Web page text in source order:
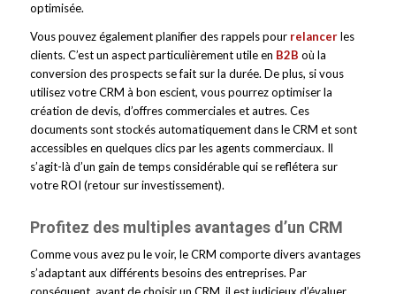
optimisée.
Vous pouvez également planifier des rappels pour relancerles
clients. C’est un aspect particulièrement utile en B2B où la
conversion des prospects se fait sur la durée. De plus, si vous
utilisez votre CRM à bon escient, vous pourrez optimiser la
création de devis, d’offres commerciales et autres. Ces
documents sont stockés automatiquement dans le CRM et sont
accessibles en quelques clics par les agents commerciaux. Il
s’agit-là d’un gain de temps considérable qui se reflétera sur
votre ROI (retour sur investissement).
Profitez des multiples avantages d’un CRM
Comme vous avez pu le voir, le CRM comporte divers avantages
s’adaptant aux différents besoins des entreprises. Par